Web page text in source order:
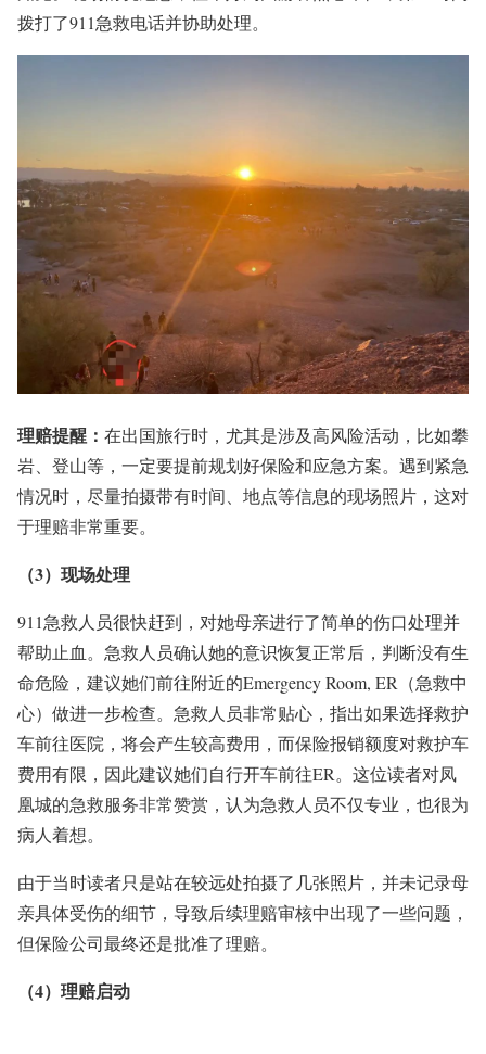
拨打了911急救电话并协助处理。
理赔提醒 ： 在出国旅行时，尤其是涉及高风险活动，比如攀
岩、登山等，一定要提前规划好保险和应急方案。遇到紧急
情况时，尽量拍摄带有时间、地点等信息的现场照片，这对
于理赔非常重要。
（3）现场处理
911急救人员很快赶到，对她母亲进行了简单的伤口处理并
帮助止血。急救人员确认她的意识恢复正常后，判断没有生
命危险，建议她们前往附近的Emergency Room, ER（急救中
心）做进一步检查。急救人员非常贴心，指出如果选择救护
车前往医院，将会产生较高费用，而保险报销额度对救护车
费用有限，因此建议她们自行开车前往ER。这位读者对凤
凰城的急救服务非常赞赏，认为急救人员不仅专业，也很为
病人着想。
由于当时读者只是站在较远处拍摄了几张照片，并未记录母
亲具体受伤的细节，导致后续理赔审核中出现了一些问题，
但保险公司最终还是批准了理赔。
（4）理赔启动